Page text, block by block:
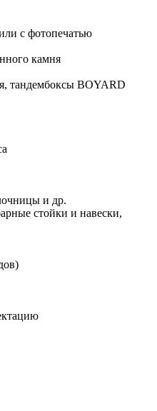
с фотопечатью
камня
тандембоксы BOYARD
и др.
стойки и навески,